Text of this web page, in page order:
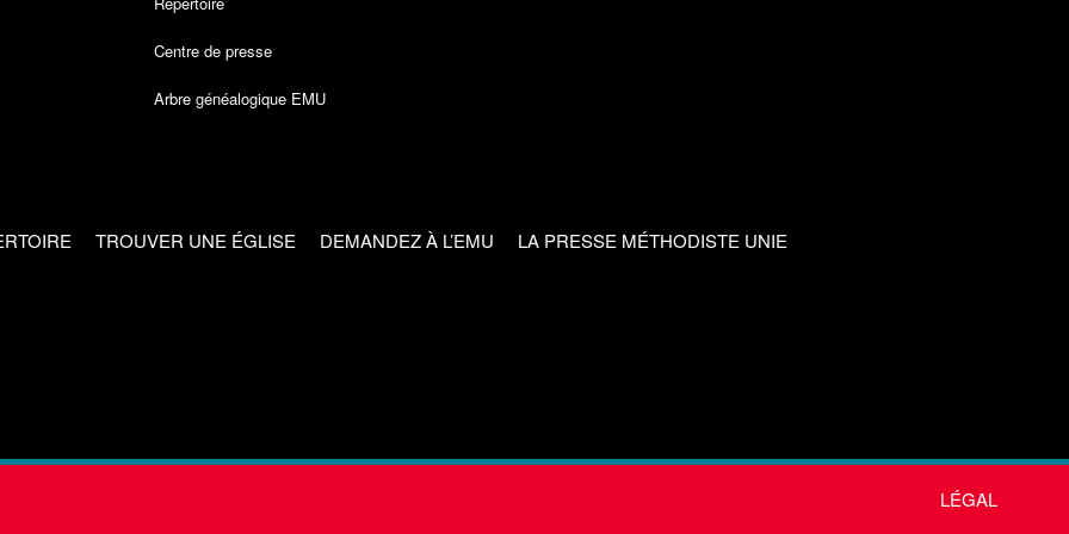
Centre de presse
Arbre généalogique EMU
TROUVER UNE ÉGLISE DEMANDEZ À L’EMU LA PRESSE MÉTHODISTE UNIE
LÉGAL